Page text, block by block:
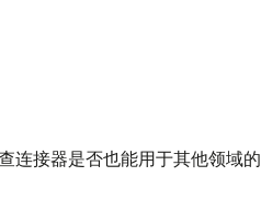
连接器是否也能用于其他领域的